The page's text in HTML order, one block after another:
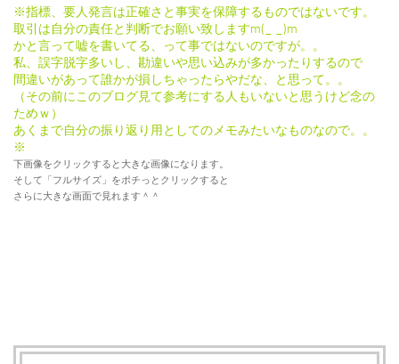
※指標、要人発言は正確さと事実を保障するものではないです。
取引は自分の責任と判断でお願い致しますm(_ _)m
かと言って嘘を書いてる、って事ではないのですが。。
私、誤字脱字多いし、勘違いや思い込みが多かったりするので
間違いがあって誰かが損しちゃったらやだな、と思って。。
（その前にこのブログ見て参考にする人もいないと思うけど念の
ためｗ）
あくまで自分の振り返り用としてのメモみたいなものなので。。
※
下画像をクリックすると大きな画像になります。
そして「フルサイズ」をポチっとクリックすると
さらに大きな画面で見れます＾＾